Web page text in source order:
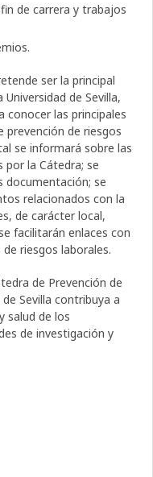
de carrera y trabajos
ser la principal
de Sevilla,
conocer las principales
prevención de riesgos
se informará sobre las
por la Cátedra; se
documentación; se
relacionados con la
de carácter local,
facilitarán enlaces con
riesgos laborales.
de Prevención de
Sevilla contribuya a
salud de los
de investigación y